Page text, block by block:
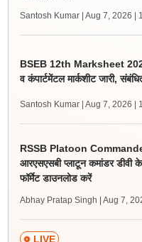
Santosh Kumar | Aug 7, 2026
BSEB 12th Marksheet
व कंपार्टमेंटल मार्कशीट जारी,
Santosh Kumar | Aug 7, 2026
RSSB Platoon
आरएसएसबी प्लाटून कमांडर डीवी
फॉर्मेट डाउनलोड करें
Abhay Pratap Singh | Aug 7,
LIVE